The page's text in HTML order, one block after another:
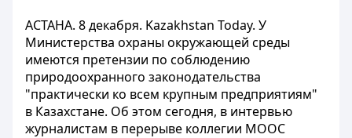
АСТАНА. 8 декабря. Kazakhstan Today. У
Министерства охраны окружающей среды
имеются претензии по соблюдению
природоохранного законодательства
"практически ко всем крупным предприятиям"
в Казахстане. Об этом сегодня, в интервью
журналистам в перерыве коллегии МООС